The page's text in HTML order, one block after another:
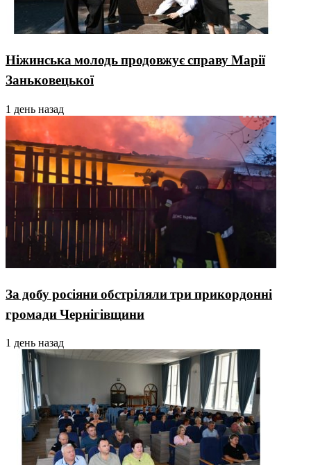
Ніжинська молодь продовжує справу Марії
Заньковецької
1 день назад
За добу росіяни обстріляли три прикордонні
громади Чернігівщини
1 день назад